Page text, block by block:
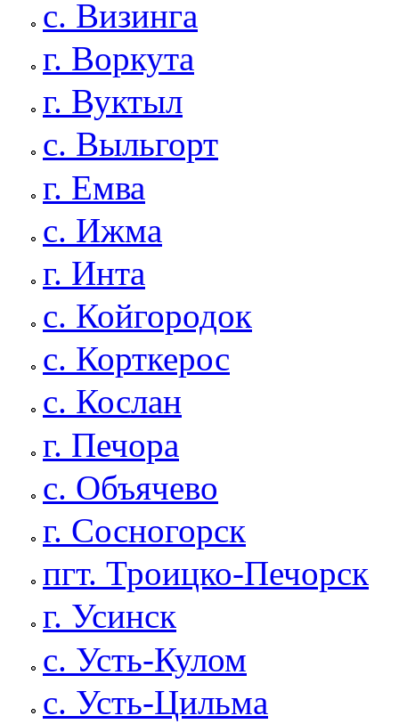
с. Визинга
г. Воркута
г. Вуктыл
с. Выльгорт
г. Емва
с. Ижма
г. Инта
с. Койгородок
с. Корткерос
с. Кослан
г. Печора
с. Объячево
г. Сосногорск
пгт. Троицко-Печорск
г. Усинск
с. Усть-Кулом
с. Усть-Цильма